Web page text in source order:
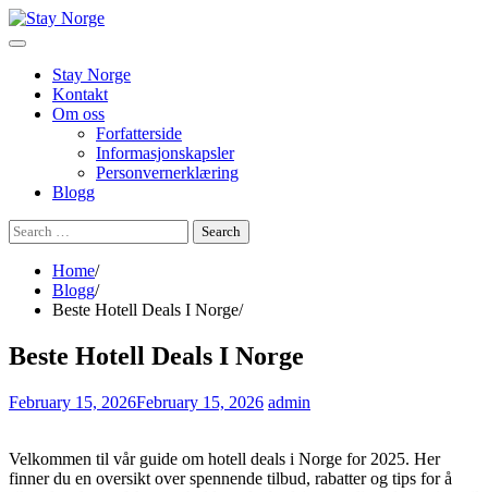
Skip
to
Stay Norge
Kontakt
Om oss
Forfatterside
Informasjonskapsler
Personvernerklæring
Blogg
Search
for:
Home
Blogg
Beste Hotell Deals I Norge
Beste Hotell Deals I Norge
February 15, 2026February 15, 2026 admin
Velkommen til vår guide om hotell deals i Norge for 2025. Her
finner du en oversikt over spennende tilbud, rabatter og tips for å